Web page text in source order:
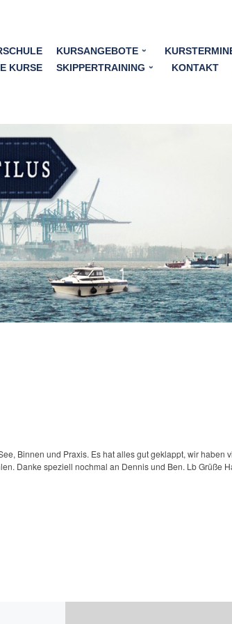
KURSANGEBOTE
KURSE SKIPPERTRAINING KONTAKT
Binnen und Praxis. Es hat alles gut geklappt, wir haben
Danke speziell nochmal an Dennis und Ben. Lb Grüße